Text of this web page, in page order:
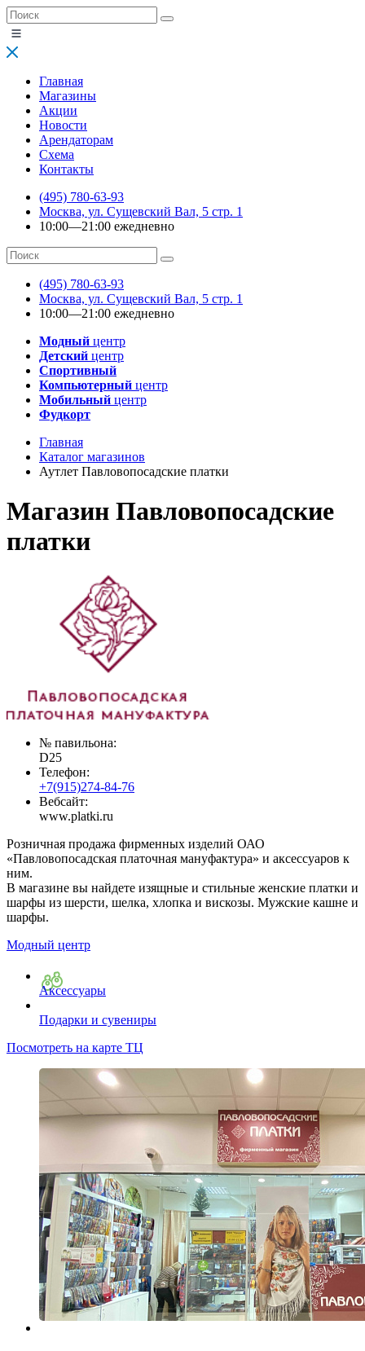
Главная
Магазины
Акции
Новости
Арендаторам
Схема
Контакты
(495) 780-63-93
Москва, ул. Сущевский Вал, 5 стр. 1
10:00—21:00 ежедневно
(495) 780-63-93
Москва, ул. Сущевский Вал, 5 стр. 1
10:00—21:00 ежедневно
Модный центр
Детский центр
Спортивный
Компьютерный центр
Мобильный центр
Фудкорт
Главная
Каталог магазинов
Аутлет Павловопосадские платки
Магазин Павловопосадские
платки
№ павильона:
D25
Телефон:
+7(915)274-84-76
Вебсайт:
www.platki.ru
Розничная продажа фирменных изделий ОАО
«Павловопосадская платочная мануфактура» и аксессуаров к
ним.
В магазине вы найдете изящные и стильные женские платки и
шарфы из шерсти, шелка, хлопка и вискозы. Мужские кашне и
шарфы.
Модный центр
Аксессуары
Подарки и сувениры
Посмотреть на карте ТЦ